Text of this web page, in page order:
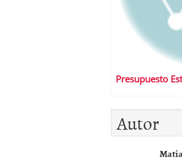
Presupuesto
Autor